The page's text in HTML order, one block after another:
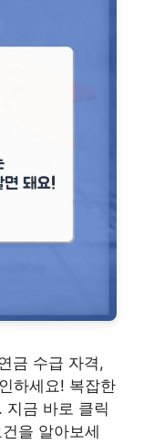
금 수급 자격,
하세요! 복잡한
지금 바로 클릭
을 알아보세